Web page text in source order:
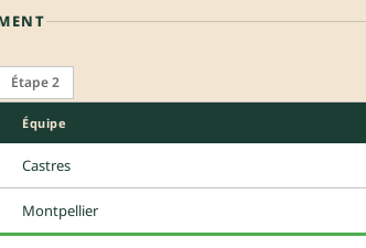
Étape 2
Équipe
Castres
Montpellier